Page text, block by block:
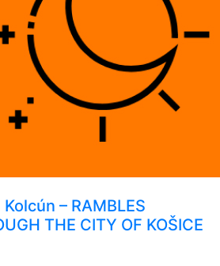
– RAMBLES
THE CITY OF KOŠICE